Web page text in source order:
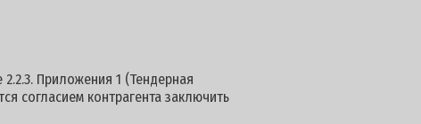
Приложения 1 (Тендерная
согласием контрагента заключить